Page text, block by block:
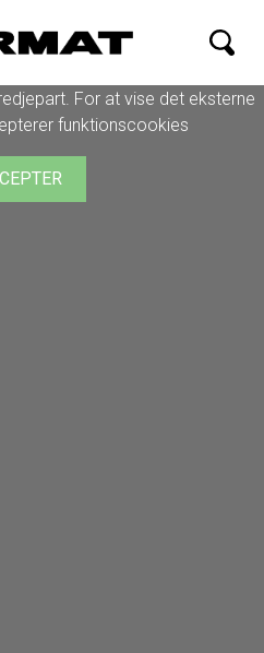
Biograf
For at vise det eksterne
funktionscookies